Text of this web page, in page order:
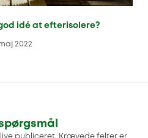
idé at efterisolere?
maj 2022